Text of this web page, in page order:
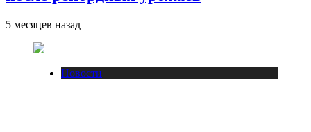
5 месяцев назад
Новости